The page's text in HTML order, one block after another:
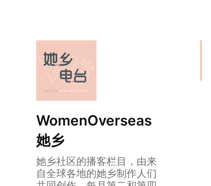
WomenOverseas
她乡
她乡社区的播客栏目，由来
自全球各地的她乡制作人们
她乡声音｜割